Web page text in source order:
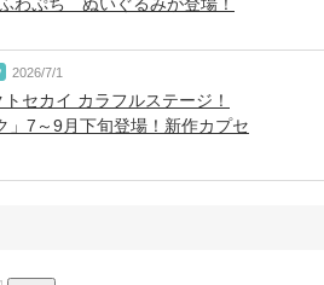
2026/7/1
トセカイ カラフルステージ！
」7～9月下旬登場！新作カプセ